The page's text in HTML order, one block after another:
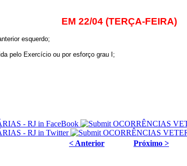
EM 22/04 (TERÇA-FEIRA)
esquerdo;
pelo Exercício ou por esforço grau I;
< Anterior Próximo >